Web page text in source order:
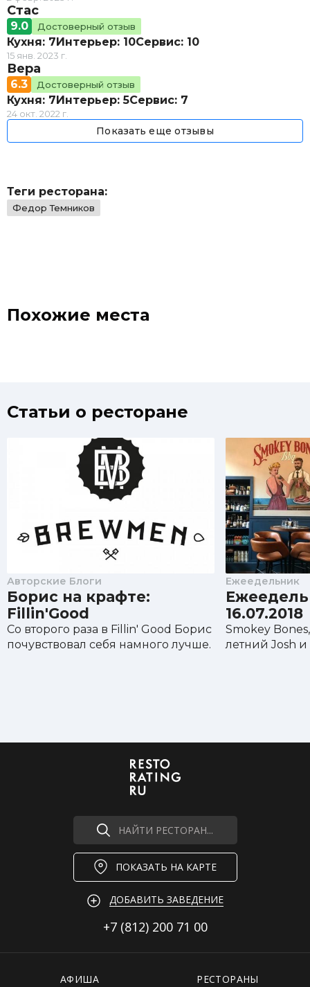
Стас
9.0 Достоверный отзыв
Кухня: 7Интерьер: 10Сервис: 10
15 янв. 2023 г.
Вера
6.3 Достоверный отзыв
Кухня: 7Интерьер: 5Сервис: 7
24 окт. 2022 г.
Показать еще отзывы
Теги ресторана:
Федор Темников
Похожие места
Статьи о ресторане
Авторские Блоги
Борис на крафте:
Fillin'Good
Со второго раза в Fillin' Good Борис
почувствовал себя намного лучше.
Ежеедельник
16.07.2018
Smokey
летний Josh и
НАЙТИ РЕСТОРАН...
ПОКАЗАТЬ НА КАРТЕ
ДОБАВИТЬ ЗАВЕДЕНИЕ
+7 (812) 200 71 00
АФИША
РЕСТОРАНЫ